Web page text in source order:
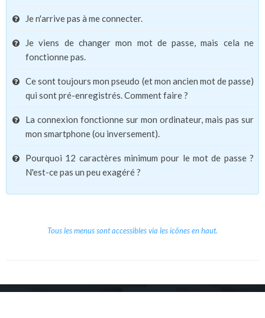
Je n'arrive pas à me connecter.
Je viens de changer mon mot de passe, mais cela ne
fonctionne pas.
Ce sont toujours mon pseudo (et mon ancien mot de passe)
qui sont pré-enregistrés. Comment faire ?
La connexion fonctionne sur mon ordinateur, mais pas sur
mon smartphone (ou inversement).
Pourquoi 12 caractères minimum pour le mot de passe ?
N'est-ce pas un peu exagéré ?
Tous les menus sont accessibles via les icônes en haut.